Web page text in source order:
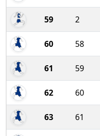
59 2
60 58
61 59
62 60
63 61